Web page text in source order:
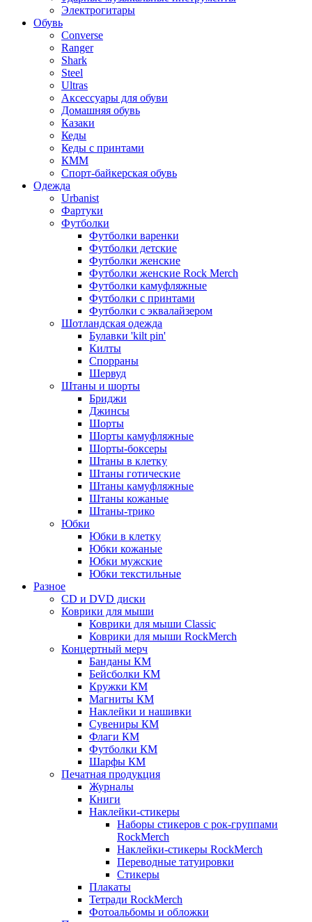
Электрогитары
Обувь
Converse
Ranger
Shark
Steel
Ultras
Аксессуары для обуви
Домашняя обувь
Казаки
Кеды
Кеды с принтами
КММ
Спорт-байкерская обувь
Одежда
Urbanist
Фартуки
Футболки
Футболки варенки
Футболки детские
Футболки женские
Футболки женские Rock Merch
Футболки камуфляжные
Футболки с принтами
Футболки с эквалайзером
Шотландская одежда
Булавки 'kilt pin'
Килты
Спорраны
Шервуд
Штаны и шорты
Бриджи
Джинсы
Шорты
Шорты камуфляжные
Шорты-боксеры
Штаны в клетку
Штаны готические
Штаны камуфляжные
Штаны кожаные
Штаны-трико
Юбки
Юбки в клетку
Юбки кожаные
Юбки мужские
Юбки текстильные
Разное
CD и DVD диски
Коврики для мыши
Коврики для мыши Classic
Коврики для мыши RockMerch
Концертный мерч
Банданы КМ
Бейсболки КМ
Кружки КМ
Магниты КМ
Наклейки и нашивки
Сувениры КМ
Флаги КМ
Футболки КМ
Шарфы КМ
Печатная продукция
Журналы
Книги
Наклейки-стикеры
Наборы стикеров с рок-группами
RockMerch
Наклейки-стикеры RockMerch
Переводные татуировки
Стикеры
Плакаты
Тетради RockMerch
Фотоальбомы и обложки